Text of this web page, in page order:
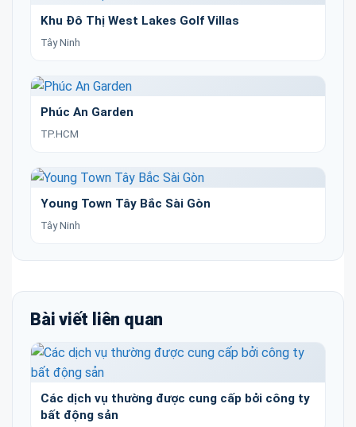
Khu Đô Thị West Lakes Golf Villas
Tây Ninh
Phúc An Garden
TP.HCM
Young Town Tây Bắc Sài Gòn
Tây Ninh
Bài viết liên quan
Các dịch vụ thường được cung cấp bởi công ty
bất động sản